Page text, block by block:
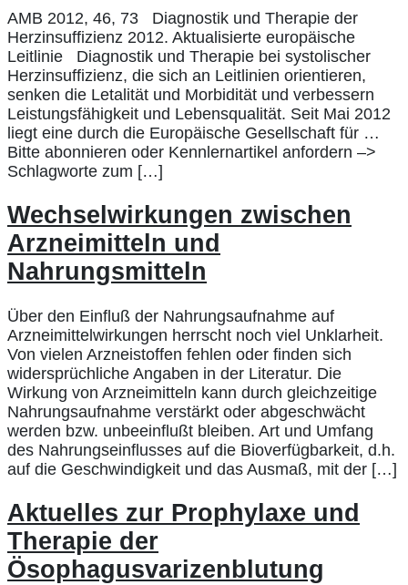
AMB 2012, 46, 73 Diagnostik und Therapie der
Herzinsuffizienz 2012. Aktualisierte europäische
Leitlinie Diagnostik und Therapie bei systolischer
Herzinsuffizienz, die sich an Leitlinien orientieren,
senken die Letalität und Morbidität und verbessern
Leistungsfähigkeit und Lebensqualität. Seit Mai 2012
liegt eine durch die Europäische Gesellschaft für …
Bitte abonnieren oder Kennlernartikel anfordern –>
Schlagworte zum […]
Wechselwirkungen zwischen
Arzneimitteln und
Nahrungsmitteln
Über den Einfluß der Nahrungsaufnahme auf
Arzneimittelwirkungen herrscht noch viel Unklarheit.
Von vielen Arzneistoffen fehlen oder finden sich
widersprüchliche Angaben in der Literatur. Die
Wirkung von Arzneimitteln kann durch gleichzeitige
Nahrungsaufnahme verstärkt oder abgeschwächt
werden bzw. unbeeinflußt bleiben. Art und Umfang
des Nahrungseinflusses auf die Bioverfügbarkeit, d.h.
auf die Geschwindigkeit und das Ausmaß, mit der […]
Aktuelles zur Prophylaxe und
Therapie der
Ösophagusvarizenblutung